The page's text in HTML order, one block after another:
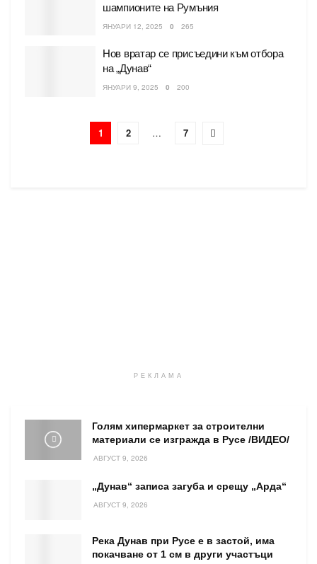
шампионите на Румъния
ЯНУАРИ 12, 2025 0 265
Нов вратар се присъедини към отбора
на „Дунав“
ЯНУАРИ 9, 2025 0 200
1 2 … 7
РЕКЛАМА
Голям хипермаркет за строителни
материали се изгражда в Русе /ВИДЕО/
АВГУСТ 9, 2026
„Дунав“ записа загуба и срещу „Арда“
АВГУСТ 9, 2026
Река Дунав при Русе е в застой, има
покачване от 1 см в други участъци